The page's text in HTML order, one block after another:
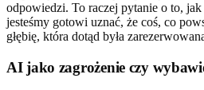
odpowiedzi. To raczej pytanie o to,
jesteśmy gotowi uznać, że coś, co
głębię, która dotąd była
AI jako zagrożenie czy